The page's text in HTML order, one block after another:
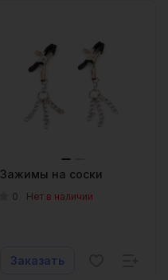
Зажимы на соски
0 Нет в наличии
Заказать